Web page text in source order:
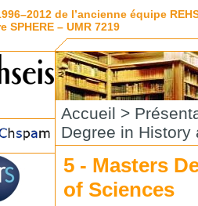
de l’ancienne équipe
SPHERE – UMR 7219
Accueil >
Degree in History
5 - Masters
of Sciences